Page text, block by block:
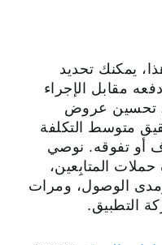
يمكنك تحديد
مقابل الإجراء
تحسين عروض
متوسط التكلفة
أو تفوقه. نوصي
المتابِعين،
ومدى الوصول، ومرات
التطبيق.